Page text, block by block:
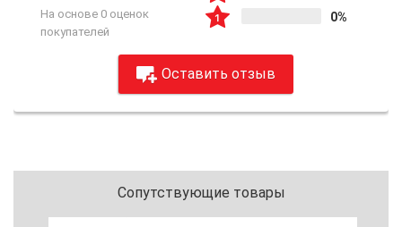
На основе 0 оценок
покупателей
0%
Оставить отзыв
Сопутствующие товары